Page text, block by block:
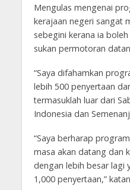
Mengulas mengenai
kerajaan negeri sangat
sebegini kerana ia
sukan permotoran
“Saya difahamkan
lebih 500 penyertaan
termasuklah luar dari
Indonesia dan
“Saya berharap
masa akan datang dan
dengan lebih besar lagi
1,000 penyertaan,”